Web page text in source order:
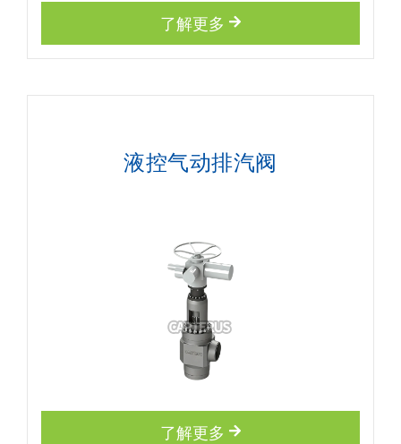
了解更多
液控气动排汽阀
了解更多